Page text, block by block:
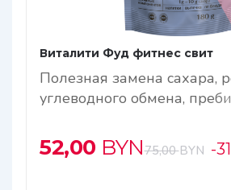
Виталити Фуд фитнес свит
Полезная замена сахара,
углеводного обмена,
старения организма
52,00 BYN75,00BYN -